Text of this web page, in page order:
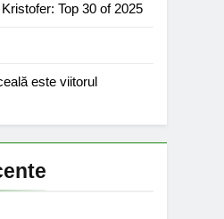
Top 30 of 2025
este viitorul